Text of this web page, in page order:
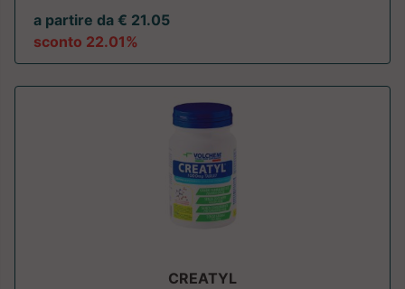
a partire da € 21.05
sconto 22.01%
CREATYL